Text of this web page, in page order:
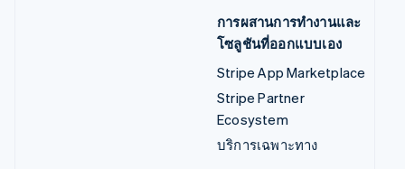
การผสานการทำงานและ
โซลูชันที่ออกแบบเอง
Stripe App Marketplace
Stripe Partner
Ecosystem
บริการเฉพาะทาง